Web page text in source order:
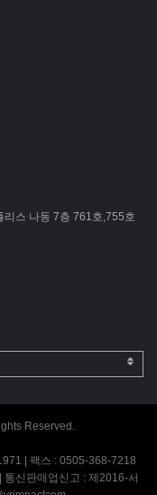
리스 나동 7층 761호,755호
Reserved.
| 팩스 : 0505-368-7218
신판매업신고 : 제2016-서